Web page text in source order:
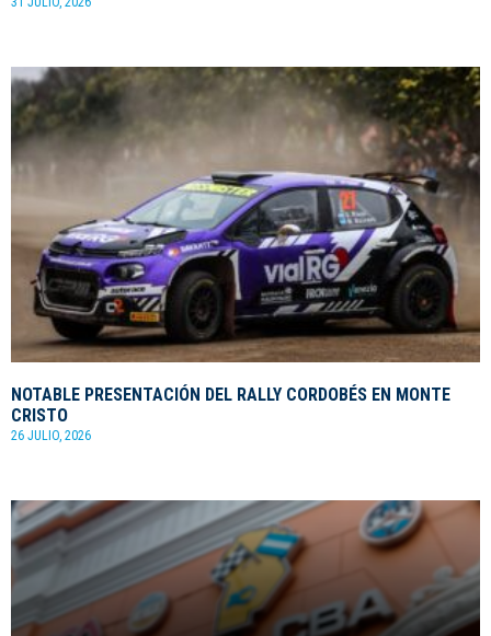
NOTABLE PRESENTACIÓN DEL RALLY CORDOBÉS EN MONTE
CRISTO
26 JULIO, 2026